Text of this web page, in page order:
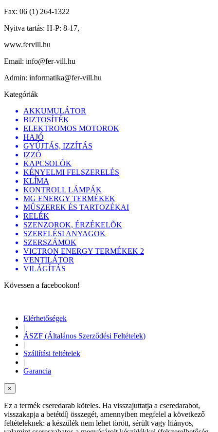
Fax: 06 (1) 264-1322
Nyitva tartás: H-P: 8-17,
www.fervill.hu
Email: info@fer-vill.hu
Admin: informatika@fer-vill.hu
Kategóriák
AKKUMULÁTOR
BIZTOSÍTÉK
ELEKTROMOS MOTOROK
HAJÓ
GYÚJTÁS, IZZÍTÁS
IZZÓ
KAPCSOLÓK
KÉNYELMI FELSZERELÉS
KLÍMA
KONTROLL LÁMPÁK
MG ENERGY TERMÉKEK
MÛSZEREK ÉS TARTOZÉKAI
RELÉK
SZENZOROK, ÉRZÉKELÕK
SZERELÉSI ANYAGOK
SZERSZÁMOK
VICTRON ENERGY TERMÉKEK 2
VENTILÁTOR
VILÁGÍTÁS
Kövessen a facebookon!
Elérhetőségek
|
ÁSZF (Általános Szerződési Feltételek)
|
Szállítási feltételek
|
Garancia
×
Ez a termék cseredarab köteles. Ha visszajuttatja a cseredarabot,
visszakapja a betétdíj összegét, amennyiben megfelel a következő
feltételeknek: a készülék nem lehet törött, sérült vagy hiányos,